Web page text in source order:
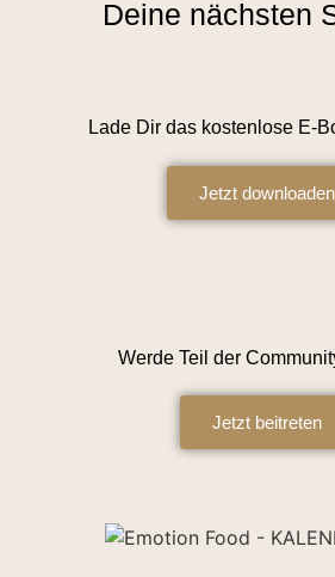
Deine nächsten
Lade Dir das kostenlose E-
Jetzt downloaden
Werde Teil der
Jetzt beitreten